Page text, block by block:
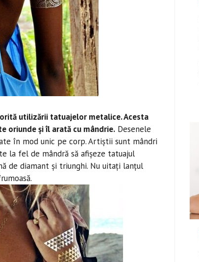
utilizării tatuajelor metalice. Acesta
oriunde și îl arată cu mândrie. Desenele
în mod unic pe corp. Artiștii sunt mândri
la fel de mândră să afișeze tatuajul
de diamant și triunghi. Nu uitați lanțul